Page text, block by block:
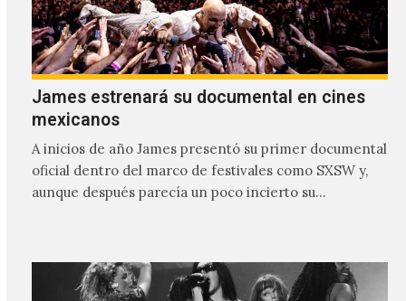
James estrenará su documental en cines
mexicanos
A inicios de año James presentó su primer documental
oficial dentro del marco de festivales como SXSW y,
aunque después parecía un poco incierto su…